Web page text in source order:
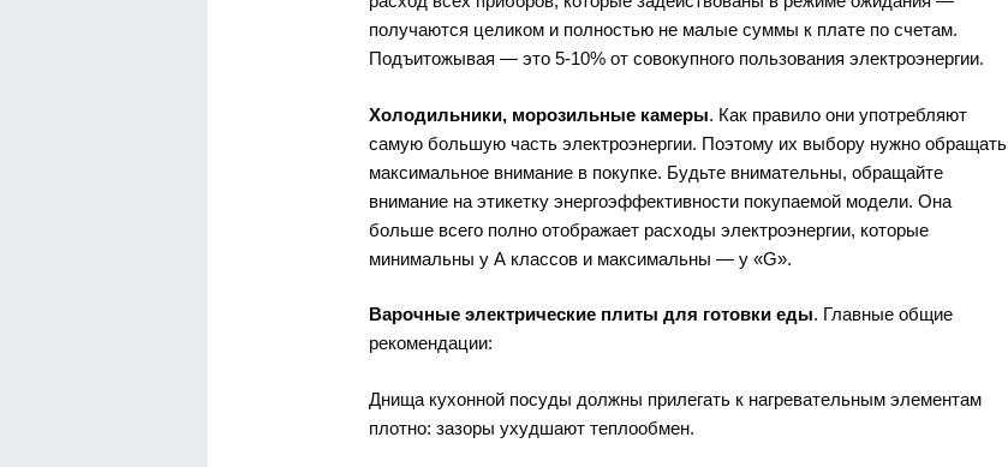
получаются целиком и полностью не малые суммы к плате по счетам.
Подъитожывая — это 5-10% от совокупного пользования электроэнергии.
Холодильники, морозильные камеры. Как правило они употребляют
самую большую часть электроэнергии. Поэтому их выбору нужно обращать
максимальное внимание в покупке. Будьте внимательны, обращайте
внимание на этикетку энергоэффективности покупаемой модели. Она
больше всего полно отображает расходы электроэнергии, которые
минимальны у А классов и максимальны — у «G».
Варочные электрические плиты для готовки еды. Главные общие
рекомендации:
Днища кухонной посуды должны прилегать к нагревательным элементам
плотно: зазоры ухудшают теплообмен.